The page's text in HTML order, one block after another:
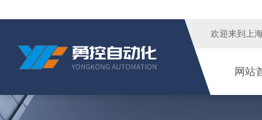
欢迎来到 上
网站